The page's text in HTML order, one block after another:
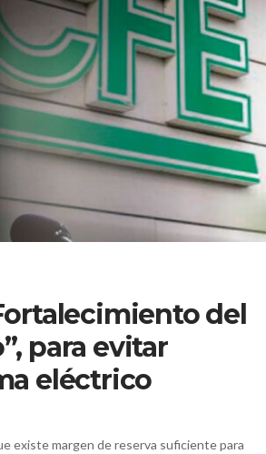
del
para evitar
eléctrico
existe margen de reserva suficiente para